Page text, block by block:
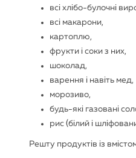
всі хлібо-булочні
всі макарони,
картоплю,
фрукти і соки з них,
шоколад,
варення і навіть мед,
морозиво,
будь-які газовані
рис (білий і
Решту продуктів із